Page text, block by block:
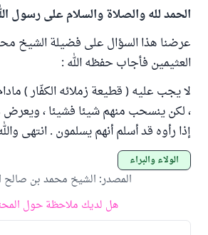
الحمد لله والصلاة والسلام على رسول
عرضنا هذا السؤال على فضيلة الشيخ
العثيمين فأجاب حفظه الله :
لا يجب عليه ( قطيعة زملائه الكفّار )
، لكن ينسحب منهم شيئا فشيئا ، ويعرض
إذا رأوه قد أسلم أنهم يسلمون . انتهى
الولاء والبراء
المصدر: الشيخ محمد بن صالح
هل لديك ملاحظة حول